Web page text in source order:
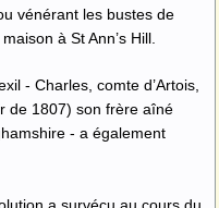
vénérant les bustes de
à St Ann’s Hill.
- Charles, comte d’Artois,
de 1807) son frère aîné
- a également
a survécu au cours du